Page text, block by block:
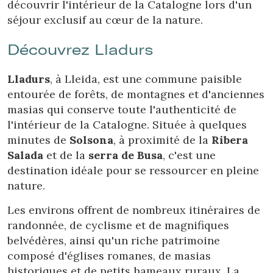
découvrir l'intérieur de la Catalogne lors d'un
séjour exclusif au cœur de la nature.
Découvrez Lladurs
Lladurs, à Lleida, est une commune paisible
entourée de forêts, de montagnes et d'anciennes
masias qui conserve toute l'authenticité de
l'intérieur de la Catalogne. Située à quelques
minutes de Solsona, à proximité de la Ribera
Salada et de la serra de Busa, c'est une
destination idéale pour se ressourcer en pleine
nature.
Les environs offrent de nombreux itinéraires de
randonnée, de cyclisme et de magnifiques
belvédères, ainsi qu'un riche patrimoine
composé d'églises romanes, de masias
Ces cookies sont utilisés pour stocker des informations sur
les préférences et les choix personnels de l'utilisateur
grâce à l'observation continue de ses habitudes de
habitudes de navigation sur le site Web et afficher des
publicités liées au profil de navigation de l'utilisateur.